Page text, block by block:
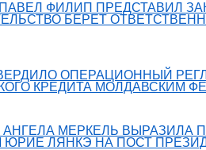
ФИЛИП ПРЕДСТАВИЛ
БЕРЕТ
ОПЕРАЦИОННЫЙ
КРЕДИТА МОЛДАВСКИМ
МЕРКЕЛЬ ВЫРАЗИЛА
ЮРИЕ ЛЯНКЭ НА ПОСТ